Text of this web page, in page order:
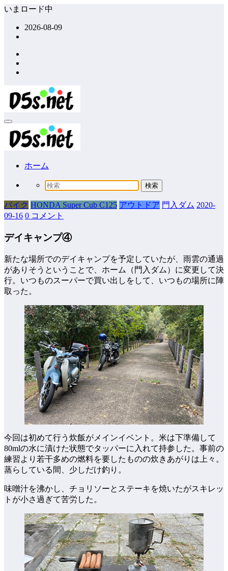
コ
ッ
プ
いまロード中
2026-08-09
ホーム
バイク HONDA Super Cub C125 アウトドア 門入ダム 2020-
09-16 0 コメント
デイキャンプ④
新たな場所でのデイキャンプを予定していたが、雨雲の通過
がありそうということで、ホーム（門入ダム）に変更して決
行。いつものスーパーで買い出しをして、いつもの場所に陣
取った。
今回は初めて行う炊飯がメインイベント。米は下準備して
80mlの水に漬けた状態でタッパーに入れて持参した。事前の
練習より若干多めの燃料を要したものの炊きあがりは上々。
蒸らしている間、少しだけ釣り。
味噌汁を沸かし、チョリソーとステーキを焼いたがスキレッ
トが小さ過ぎて苦労した。